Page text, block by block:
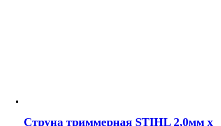
Струна триммерная STIHL 2,0мм х